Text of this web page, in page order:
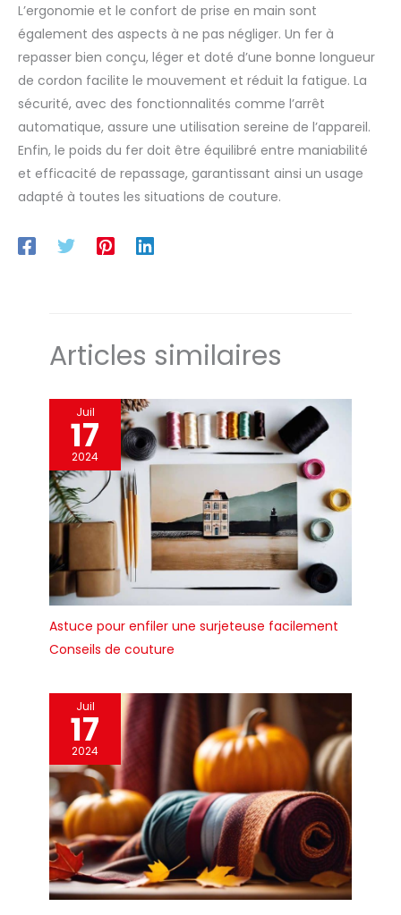
télétravail ou en atelier
créatif, ce mini fer à
repasser vapeur est
votre solution. Plus
efficace qu’un
défroisseur à main, il
combine puissance et
portabilité. Le
compagnon idéal pour
une garde-robe toujours
impeccable !
L’ergonomie et le confort de prise en main sont
également des aspects à ne pas négliger. Un fer à
repasser bien conçu, léger et doté d’une bonne longueur
de cordon facilite le mouvement et réduit la fatigue. La
sécurité, avec des fonctionnalités comme l’arrêt
automatique, assure une utilisation sereine de l’appareil.
Enfin, le poids du fer doit être équilibré entre maniabilité
et efficacité de repassage, garantissant ainsi un usage
adapté à toutes les situations de couture.
Articles similaires
Juil
17
2024
Astuce pour enfiler une surjeteuse facilement
Conseils de couture
Juil
17
2024